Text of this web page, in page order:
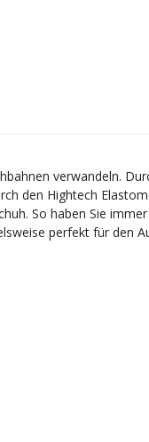
verwandeln.
den Hightech
So haben Sie
perfekt für den